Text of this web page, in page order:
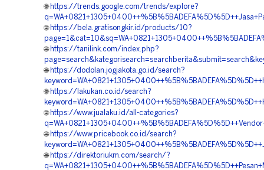
🌐 https://trends.google.com/trends/explore?
🌐 https://bela.gratisongkir.id/products/10?
🌐 https://tanilink.com/index.php?
🌐 https://dodolan.jogjakota.go.id/search?
🌐 https://lakukan.co.id/search?
🌐 https://www.jualaku.id/all-categories?
🌐 https://www.pricebook.co.id/search?
🌐 https://direktoriukm.com/search/?